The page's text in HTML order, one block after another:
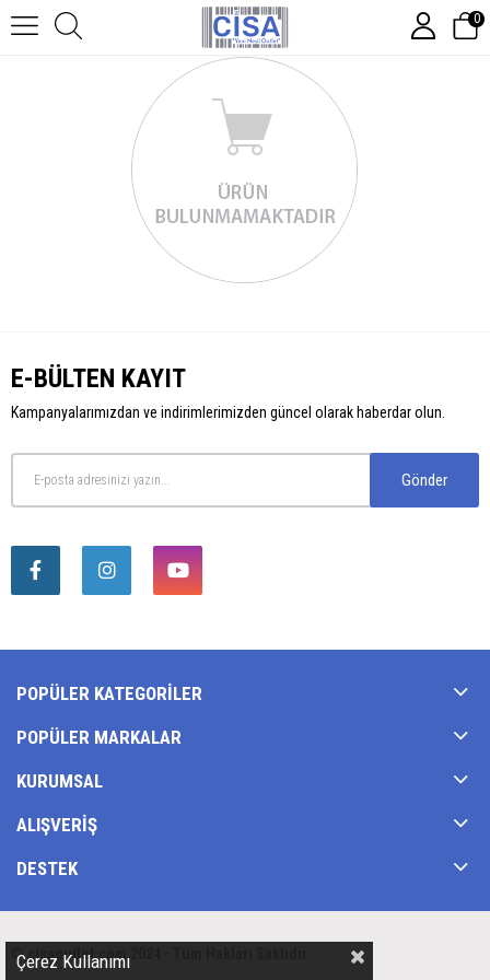
0
E-BÜLTEN KAYIT
Kampanyalarımızdan ve indirimlerimizden güncel olarak haberdar olun.
Gönder
POPÜLER KATEGORILER
POPÜLER MARKALAR
KURUMSAL
ALIŞVERIŞ
DESTEK
© cisaoutlet.com 2024 - Tüm Hakları Saklıdır.
Çerez Kullanımı